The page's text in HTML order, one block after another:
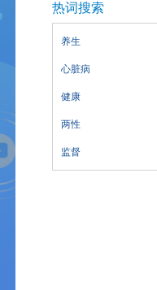
热词搜索
养生
心脏病
健康
两性
监督